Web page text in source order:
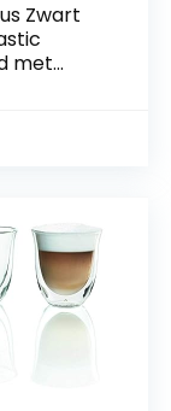
Zwart
met